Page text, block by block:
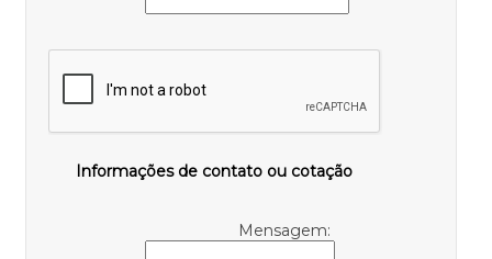
Informações de contato ou cotação
Mensagem: